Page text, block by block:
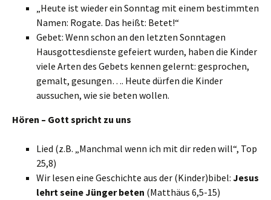
„Heute ist wieder ein Sonntag mit einem bestimmten
Namen: Rogate. Das heißt: Betet!“
Gebet: Wenn schon an den letzten Sonntagen
Hausgottesdienste gefeiert wurden, haben die Kinder
viele Arten des Gebets kennen gelernt: gesprochen,
gemalt, gesungen…. Heute dürfen die Kinder
aussuchen, wie sie beten wollen.
Hören – Gott spricht zu uns
Lied (z.B. „Manchmal wenn ich mit dir reden will“, Top
25,8)
Wir lesen eine Geschichte aus der (Kinder)bibel: Jesus
lehrt seine Jünger beten (Matthäus 6,5-15)